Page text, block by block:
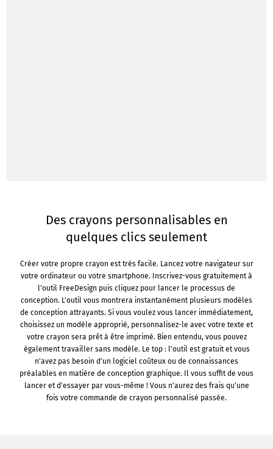
Des crayons personnalisables en
quelques clics seulement
Créer votre propre crayon est très facile. Lancez votre navigateur sur
votre ordinateur ou votre smartphone. Inscrivez-vous gratuitement à
l'outil FreeDesign puis cliquez pour lancer le processus de
conception. L'outil vous montrera instantanément plusieurs modèles
de conception attrayants. Si vous voulez vous lancer immédiatement,
choisissez un modèle approprié, personnalisez-le avec votre texte et
votre crayon sera prêt à être imprimé. Bien entendu, vous pouvez
également travailler sans modèle. Le top : l'outil est gratuit et vous
n'avez pas besoin d'un logiciel coûteux ou de connaissances
préalables en matière de conception graphique. Il vous suffit de vous
lancer et d'essayer par vous-même ! Vous n'aurez des frais qu'une
fois votre commande de crayon personnalisé passée.